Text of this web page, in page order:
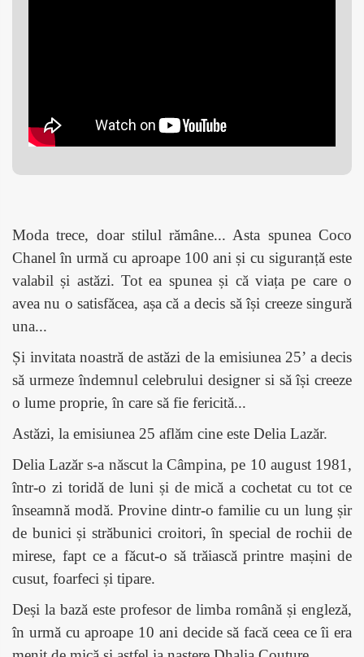
Moda trece, doar stilul rămâne... Asta spunea Coco
Chanel în urmă cu aproape 100 ani și cu siguranță este
valabil și astăzi. Tot ea spunea și că viața pe care o
avea nu o satisfăcea, așa că a decis să își creeze singură
una...
Și invitata noastră de astăzi de la emisiunea 25’ a decis
să urmeze îndemnul celebrului designer si să își creeze
o lume proprie, în care să fie fericită...
Astăzi, la emisiunea 25 aflăm cine este Delia Lazăr.
Delia Lazăr s-a născut la Câmpina, pe 10 august 1981,
într-o zi toridă de luni și de mică a cochetat cu tot ce
înseamnă modă. Provine dintr-o familie cu un lung șir
de bunici și străbunici croitori, în special de rochii de
mirese, fapt ce a făcut-o să trăiască printre mașini de
cusut, foarfeci și tipare.
Deși la bază este profesor de limba română și engleză,
în urmă cu aproape 10 ani decide să facă ceea ce îi era